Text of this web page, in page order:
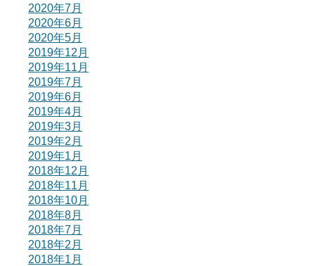
2020年7月
2020年6月
2020年5月
2019年12月
2019年11月
2019年7月
2019年6月
2019年4月
2019年3月
2019年2月
2019年1月
2018年12月
2018年11月
2018年10月
2018年8月
2018年7月
2018年2月
2018年1月